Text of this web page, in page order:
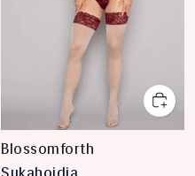
Blossomforth
Sukahoidja